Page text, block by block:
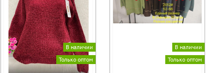
В наличии
Только оптом
В наличии
Только оптом